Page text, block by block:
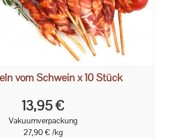
vom Schwein x 10 Stück
13,95 €
Vakuumverpackung
27,90 € /kg